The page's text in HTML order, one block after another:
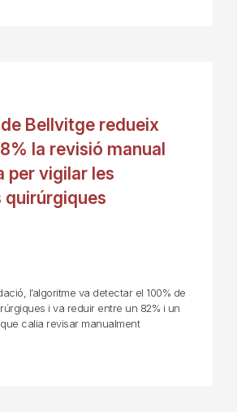
de Bellvitge redueix
la revisió manual
per vigilar les
l’algoritme va detectar el 100% de
i va reduir entre un 82% i un
calia revisar manualment